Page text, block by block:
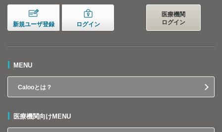
新規ユーザ登録 ログイン
医療機関
ログイン
MENU
Calooとは？
医療機関向けMENU